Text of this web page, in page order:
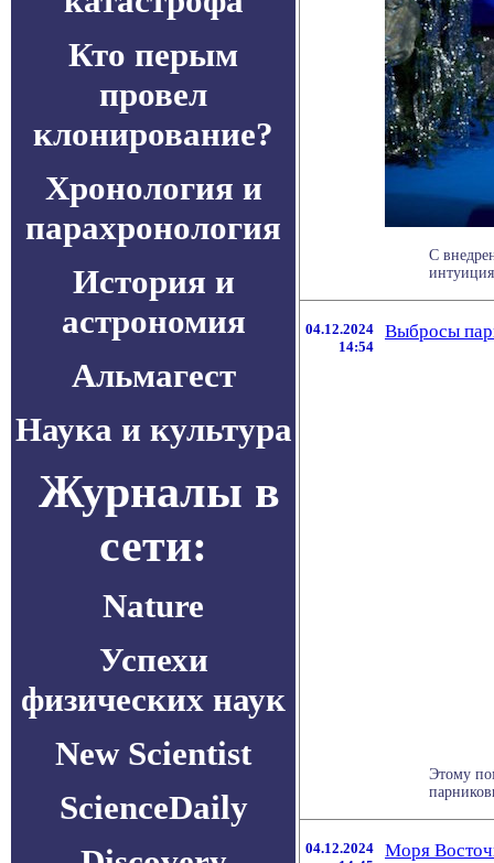
Кто перым
провел
клонирование?
Хронология и
парахронология
История и
астрономия
Альмагест
Наука и культура
Журналы в
сети:
Nature
Успехи
физических наук
New Scientist
ScienceDaily
С
04.12.2024
14:54
Выбросы
Этому
04.12.2024
Моря